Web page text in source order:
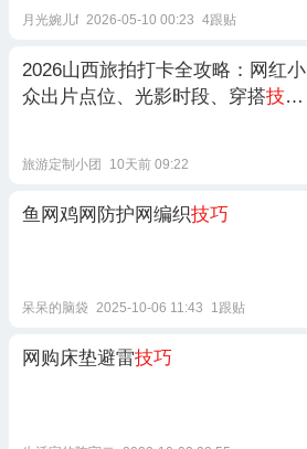
月光婉儿f 2026-05-10 00:23 4跟贴
2026山西旅拍打卡全攻略：网红小
众出片点位、光影时段、穿搭技巧
旅游定制小团 10天前 09:22
鱼网鸡网防护网编织技巧
呆呆的脑袋 2025-10-06 11:43 1跟贴
网购床垫避雷技巧